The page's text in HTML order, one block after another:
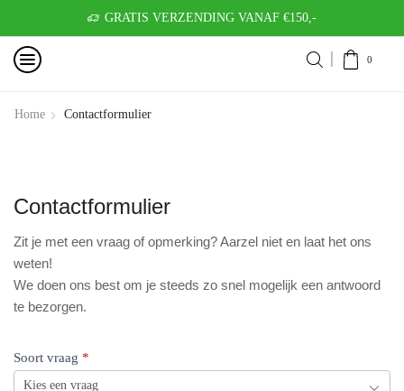
GRATIS VERZENDING VANAF €150,-
0
Home Contactformulier
Contactformulier
Zit je met een vraag of opmerking? Aarzel niet en laat het ons
weten!
We doen ons best om je steeds zo snel mogelijk een antwoord
te bezorgen.
CONTACTFORMULIER
Soort vraag *